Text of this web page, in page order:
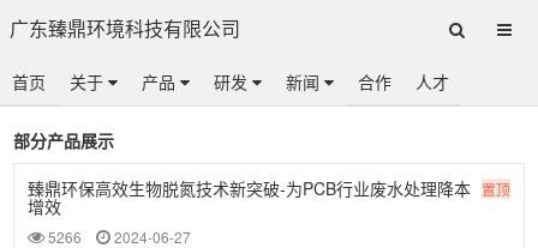
广东臻鼎环境科技有限公司
首页 关于 产品 研发 新闻 合作 人才
部分产品展示
置顶
臻鼎环保高效生物脱氮技术新突破-为PCB行业废水处理降本
增效
5266 2024-06-27